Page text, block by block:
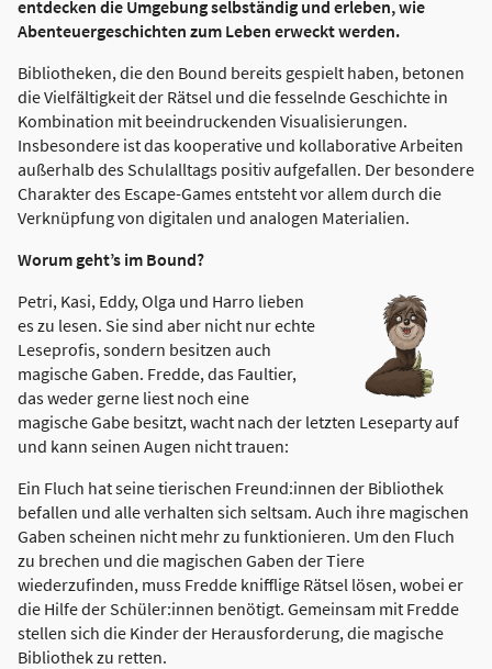
entdecken die Umgebung selbständig und erleben, wie
Abenteuergeschichten zum Leben erweckt werden.
Bibliotheken, die den Bound bereits gespielt haben, betonen
die Vielfältigkeit der Rätsel und die fesselnde Geschichte in
Kombination mit beeindruckenden Visualisierungen.
Insbesondere ist das kooperative und kollaborative Arbeiten
außerhalb des Schulalltags positiv aufgefallen. Der besondere
Charakter des Escape-Games entsteht vor allem durch die
Verknüpfung von digitalen und analogen Materialien.
Worum geht’s im Bound?
Petri, Kasi, Eddy, Olga und Harro lieben
es zu lesen. Sie sind aber nicht nur echte
Leseprofis, sondern besitzen auch
magische Gaben. Fredde, das Faultier,
das weder gerne liest noch eine
magische Gabe besitzt, wacht nach der letzten Leseparty auf
und kann seinen Augen nicht trauen:
Ein Fluch hat seine tierischen Freund:innen der Bibliothek
befallen und alle verhalten sich seltsam. Auch ihre magischen
Gaben scheinen nicht mehr zu funktionieren. Um den Fluch
zu brechen und die magischen Gaben der Tiere
wiederzufinden, muss Fredde knifflige Rätsel lösen, wobei er
die Hilfe der Schüler:innen benötigt. Gemeinsam mit Fredde
stellen sich die Kinder der Herausforderung, die magische
Bibliothek zu retten.